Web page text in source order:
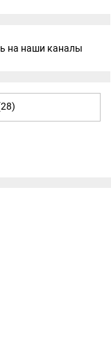
на наши каналы